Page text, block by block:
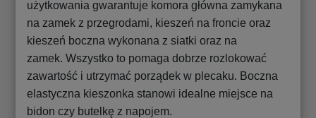
użytkowania gwarantuje komora główna zamykana
na zamek z przegrodami, kieszeń na froncie oraz
kieszeń boczna wykonana z siatki oraz na
zamek. Wszystko to pomaga dobrze rozlokować
zawartość i utrzymać porządek w plecaku. Boczna
elastyczna kieszonka stanowi idealne miejsce na
bidon czy butelkę z napojem.